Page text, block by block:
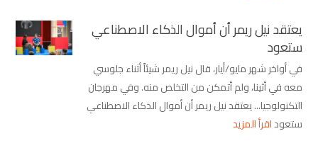
يعتقد نيل ريمر أن أموال الذكاء الاصطناعي
ستعود
في أواخر شهر مايو/أيار، قال نيل ريمر شيئاً أثناء جلوسي
معه في أثينا، ولم أتمكن من التخلص منه. وفي مهرجان
التكنولوجيا... يعتقد نيل ريمر أن أموال الذكاء الاصطناعي
ستعوداقرأ المزيد